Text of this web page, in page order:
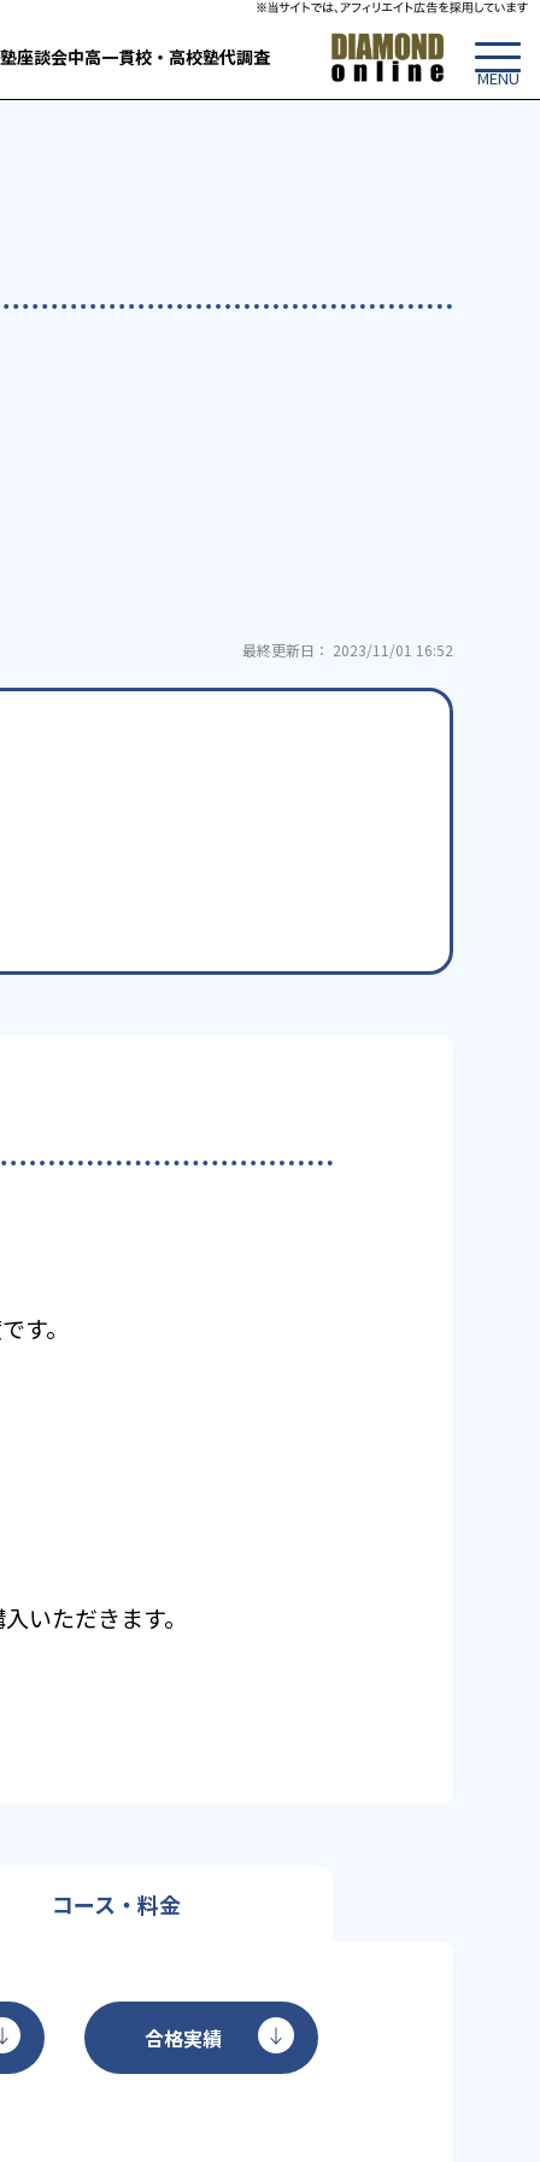
座談会中高一貫校・高校塾代調査
最終更新日： 2023/11/01 16:52
す。
いただきます。
コース・料金
合格実績